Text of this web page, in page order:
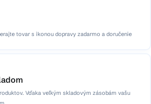
tovar s ikonou dopravy zadarmo a doručenie
Vďaka veľkým skladovým zásobám vašu